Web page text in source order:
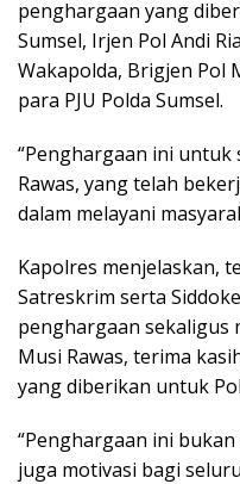
penghargaan yang
Sumsel, Irjen Pol Andi
Wakapolda, Brigjen Pol
para PJU Polda Sumsel.
“Penghargaan ini
Rawas, yang telah
dalam melayani
Kapolres menjelaskan,
Satreskrim serta
penghargaan sekaligus
Musi Rawas, terima
yang diberikan untuk
“Penghargaan ini
juga motivasi bagi